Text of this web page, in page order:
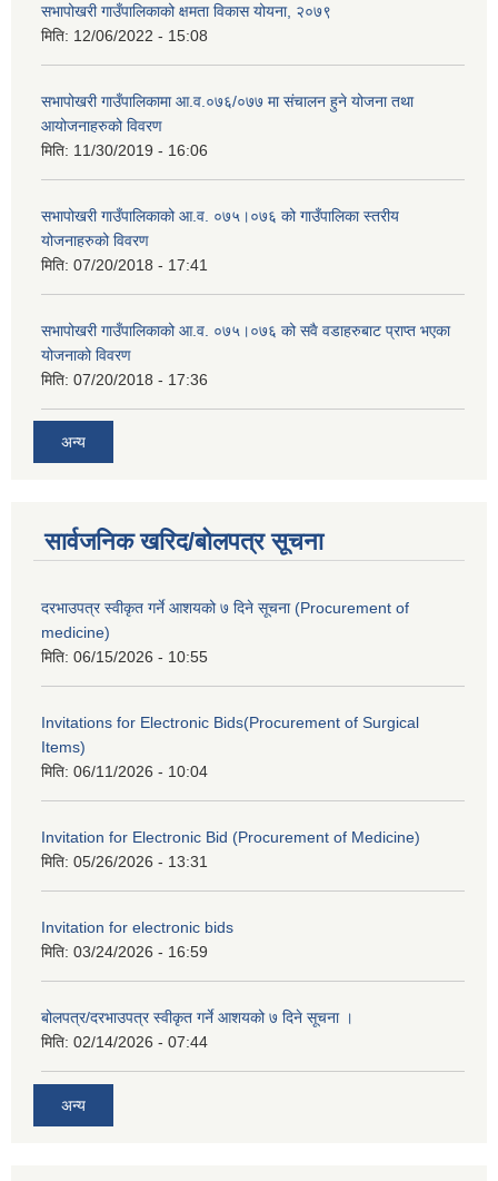
सभापोखरी गाउँपालिकाको क्षमता विकास योयना, २०७९
मिति: 12/06/2022 - 15:08
सभापोखरी गाउँपालिकामा आ.व.०७६/०७७ मा संचालन हुने योजना तथा
आयोजनाहरुको विवरण
मिति: 11/30/2019 - 16:06
सभापोखरी गाउँपालिकाको आ.व. ०७५।०७६ को गाउँपालिका स्तरीय
योजनाहरुको विवरण
मिति: 07/20/2018 - 17:41
सभापोखरी गाउँपालिकाको आ.व. ०७५।०७६ को सवै वडाहरुबाट प्राप्त भएका
योजनाको विवरण
मिति: 07/20/2018 - 17:36
अन्य
सार्वजनिक खरिद/बोलपत्र सूचना
दरभाउपत्र स्वीकृत गर्ने आशयको ७ दिने सूचना (Procurement of
medicine)
मिति: 06/15/2026 - 10:55
Invitations for Electronic Bids(Procurement of Surgical
Items)
मिति: 06/11/2026 - 10:04
Invitation for Electronic Bid (Procurement of Medicine)
मिति: 05/26/2026 - 13:31
Invitation for electronic bids
मिति: 03/24/2026 - 16:59
बोलपत्र/दरभाउपत्र स्वीकृत गर्ने आशयको ७ दिने सूचना ।
मिति: 02/14/2026 - 07:44
अन्य